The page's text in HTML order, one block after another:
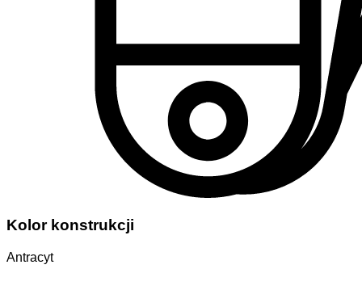
Kolor konstrukcji
Antracyt